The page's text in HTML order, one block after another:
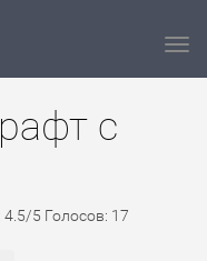
с
4.5/5 Голосов: 17